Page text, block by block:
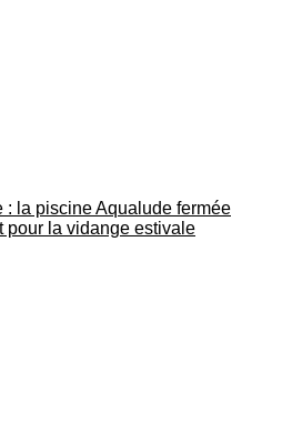
: la piscine Aqualude fermée
pour la vidange estivale